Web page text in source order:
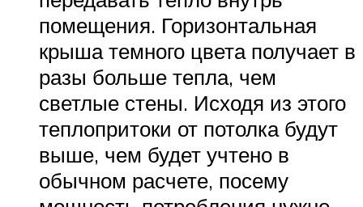
помещения. Горизонтальная
крыша темного цвета получает в
разы больше тепла, чем
светлые стены. Исходя из этого
теплопритоки от потолка будут
выше, чем будет учтено в
обычном расчете, посему